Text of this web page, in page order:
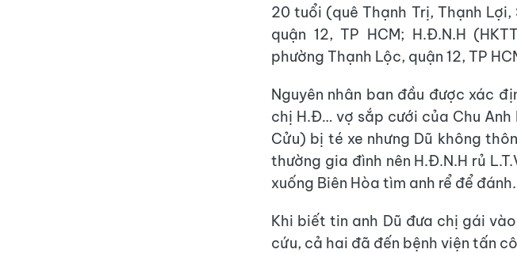
20 tuổi (quê Thạnh Trị, Thạnh
quận 12, TP HCM; H.Đ.N.H
phường Thạnh Lộc, quận 12, TP
Nguyên nhân ban đầu được xác
chị H.Đ… vợ sắp cưới của Chu Anh
Cửu) bị té xe nhưng Dũ không
thường gia đình nên H.Đ.N.H rủ
xuống Biên Hòa tìm anh rể để đánh.
Khi biết tin anh Dũ đưa chị gái
cứu, cả hai đã đến bệnh viện tấn